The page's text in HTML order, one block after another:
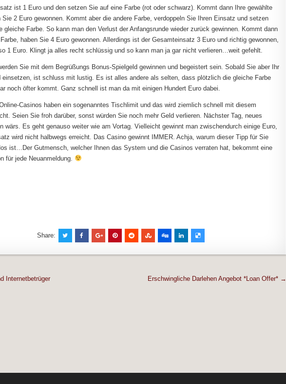
ist 1 Euro und den setzen Sie auf eine Farbe (rot oder schwarz). Kommt dann Ihre gewählte
Sie 2 Euro gewonnen. Kommt aber die andere Farbe, verdoppeln Sie Ihren Einsatz und setzen
gleiche Farbe. So kann man den Verlust der Anfangsrunde wieder zurück gewinnen. Kommt dann
haben Sie 4 Euro gewonnen. Allerdings ist der Gesamteinsatz 3 Euro und richtig gewonnen,
1 Euro. Klingt ja alles recht schlüssig und so kann man ja gar nicht verlieren…weit gefehlt.
Sie mit dem Begrüßungs Bonus-Spielgeld gewinnen und begeistert sein. Sobald Sie aber Ihr
einsetzen, ist schluss mit lustig. Es ist alles andere als selten, dass plötzlich die gleiche Farbe
noch öfter kommt. Ganz schnell ist man da mit einigen Hundert Euro dabei.
Casinos haben ein sogenanntes Tischlimit und das wird ziemlich schnell mit diesem
Seien Sie froh darüber, sonst würden Sie noch mehr Geld verlieren. Nächster Tag, neues
wärs. Es geht genauso weiter wie am Vortag. Vielleicht gewinnt man zwischendurch einige Euro,
wird nicht halbwegs erreicht. Das Casino gewinnt IMMER. Achja, warum dieser Tipp für Sie
ist…Der Gutmensch, welcher Ihnen das System und die Casinos verraten hat, bekommt eine
für jede Neuanmeldung.
Share:
Internetbetrüger Erschwingliche Darlehen Angebot *Loan Offer* →